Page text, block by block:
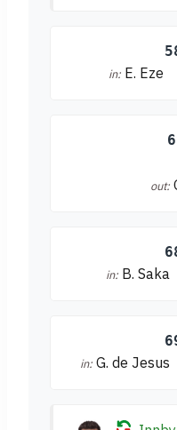
in: E. Eze
out:
in: B. Saka
in: G. de Jesus